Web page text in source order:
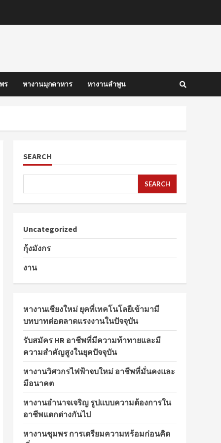
ร หางานมุกดาหาร หางานลำพูน
SEARCH
SEARCH
Uncategorized
กุ้งมังกร
งาน
หางานเชียงใหม่ ยุคที่เทคโนโลยีเข้ามามี
บทบาทต่อตลาดแรงงานในปัจจุบัน
รับสมัคร HR อาชีพที่มีความท้าทายและมี
ความสำคัญสูงในยุคปัจจุบัน
หางานวิศวกรไฟฟ้าจบใหม่ อาชีพที่มั่นคงและ
มีอนาคต
หางานอำนาจเจริญ รูปแบบความต้องการใน
อาชีพแตกต่างกันไป
หางานชุมพร การเตรียมความพร้อมก่อนคิด